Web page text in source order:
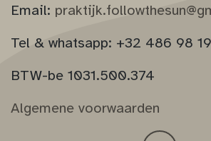
Email:
Tel & whatsapp: +32 486 98
BTW-be 1031.500.374
Algemene voorwaarden